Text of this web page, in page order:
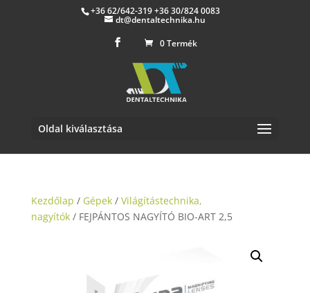
+36 62/642-319 +36 30/824 0083
dt@dentaltechnika.hu
0 Termék
Oldal kiválasztása
Kezdőlap / Gépek/ Világítástechnika,
nagyítók/ FEJPÁNTOS NAGYÍTÓ BIO-ART 2,5